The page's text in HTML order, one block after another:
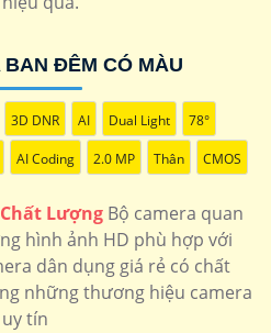
'
BAN ĐÊM CÓ MÀU
3D DNR AI Dual Light 78°
AI Coding 2.0 MP Thân CMOS
LượngBộ camera quan
hình ảnh HD phù hợp với
dân dụng giá rẻ có chất
những thương hiệu camera
uy tín